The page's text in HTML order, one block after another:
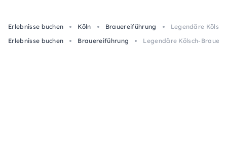
Erlebnisse buchen Köln Brauereiführung
Legendäre
Erlebnisse buchen
Brauereiführung Legendäre Kölsch-